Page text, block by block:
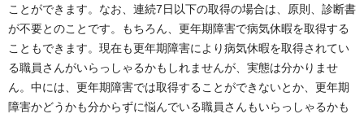
ことができます。なお、連続7日以下の取得の場合は、原則、診断書
が不要とのことです。もちろん、更年期障害で病気休暇を取得する
こともできます。現在も更年期障害により病気休暇を取得されてい
る職員さんがいらっしゃるかもしれませんが、実態は分かりませ
ん。中には、更年期障害では取得することができないとか、更年期
障害かどうかも分からずに悩んでいる職員さんもいらっしゃるかも